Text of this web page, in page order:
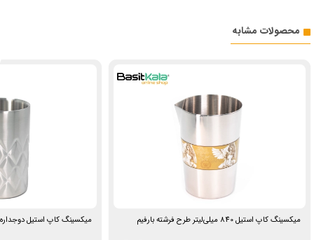
محصولات مشابه
میکسینگ کاپ استیل 840 میلی‌لیتر طرح فرشته بارفیم میکسینگ کاپ استیل دوجداره 450